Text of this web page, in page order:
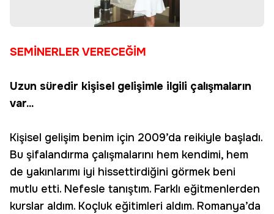
SEMİNERLER VERECEĞİM
Uzun süredir kişisel gelişimle ilgili çalışmaların
var...
Kişisel gelişim benim için 2009’da reikiyle başladı.
Bu şifalandırma çalışmalarını hem kendimi, hem
de yakınlarımı iyi hissettirdiğini görmek beni
mutlu etti. Nefesle tanıştım. Farklı eğitmenlerden
kurslar aldım. Koçluk eğitimleri aldım. Romanya’da